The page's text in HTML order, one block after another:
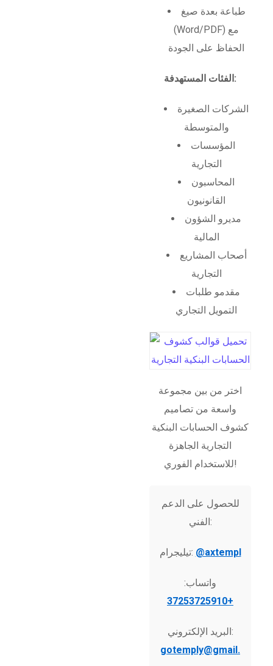
طباعة بعدة صيغ
(Word/PDF) مع
الحفاظ على الجودة
الفئات المستهدفة:
الشركات الصغيرة
والمتوسطة
المؤسسات
التجارية
المحاسبون
القانونيون
مديرو الشؤون
المالية
أصحاب المشاريع
التجارية
مقدمو طلبات
التمويل التجاري
اختر من بين مجموعة
واسعة من تصاميم
كشوف الحسابات البنكية
التجارية الجاهزة
للاستخدام الفوري!
للحصول على الدعم
الفني:
تيليجرام: @axtempl
واتساب:
+37253725910
البريد الإلكتروني:
gotemply@gmail.